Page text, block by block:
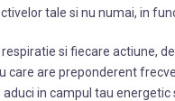
tale si nu numai, in
si fiecare actiune,
care are preponderent
in campul tau energetic